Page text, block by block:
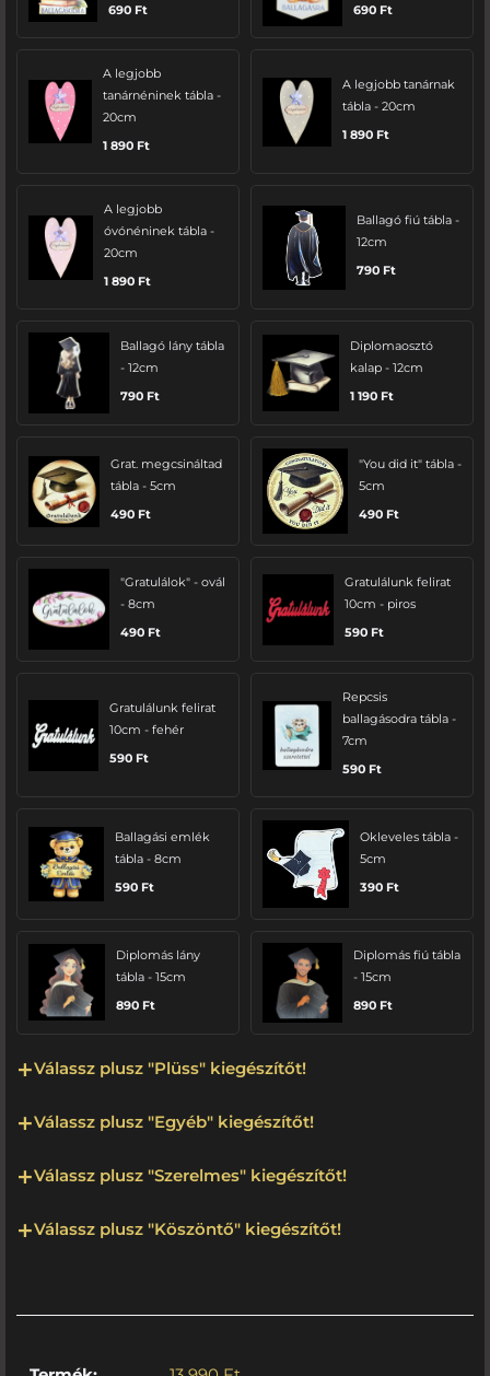
690 Ft
690 Ft
A legjobb
tanárnéninek tábla -
20cm
1 890 Ft
A legjobb tanárnak
tábla - 20cm
1 890 Ft
A legjobb
óvónéninek tábla -
20cm
1 890 Ft
Ballagó fiú tábla -
12cm
790 Ft
Ballagó lány tábla
- 12cm
790 Ft
Diplomaosztó
kalap - 12cm
1 190 Ft
Grat. megcsináltad
tábla - 5cm
490 Ft
"You did it" tábla -
5cm
490 Ft
"Gratulálok" - ovál
- 8cm
490 Ft
Gratulálunk felirat
10cm - piros
590 Ft
Gratulálunk felirat
10cm - fehér
590 Ft
Repcsis
ballagásodra tábla -
7cm
590 Ft
Ballagási emlék
tábla - 8cm
590 Ft
Okleveles tábla -
5cm
390 Ft
Diplomás lány
tábla - 15cm
890 Ft
Diplomás fiú tábla
- 15cm
890 Ft
Válassz plusz "Plüss" kiegészítőt!
Válassz plusz "Egyéb" kiegészítőt!
Válassz plusz "Szerelmes" kiegészítőt!
Válassz plusz "Köszöntő" kiegészítőt!